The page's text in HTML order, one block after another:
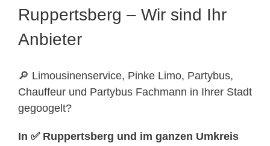
Ruppertsberg – Wir sind Ihr
Anbieter
🔎 Limousinenservice, Pinke Limo, Partybus,
Chauffeur und Partybus Fachmann in Ihrer Stadt
gegoogelt?
In ✅ Ruppertsberg und im ganzen Umkreis